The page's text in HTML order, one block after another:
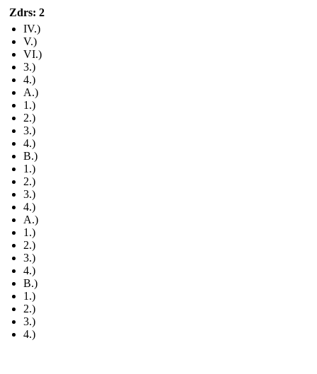
Zdrs: 2
IV.)
V.)
VI.)
3.)
4.)
A.)
1.)
2.)
3.)
4.)
B.)
1.)
2.)
3.)
4.)
A.)
1.)
2.)
3.)
4.)
B.)
1.)
2.)
3.)
4.)